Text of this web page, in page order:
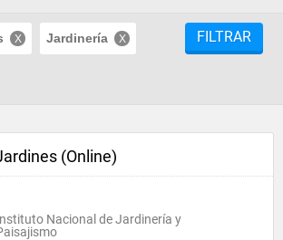
Jardinería FILTRAR
(Online)
Nacional de Jardinería y